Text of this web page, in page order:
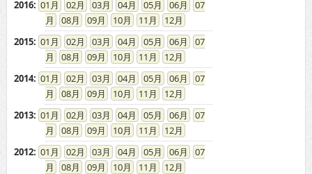
2016: 01 02 03 04 05 06
07
08
09 10 11
12
2015: 01 02 03 04 05 06
07
08
09 10 11
12
2014: 01 02 03 04 05 06
07
08
09 10 11
12
2013: 01 02 03 04 05 06
07
08
09 10 11
12
2012: 01 02 03 04 05 06
07
08
09 10 11
12